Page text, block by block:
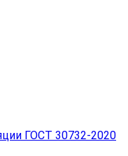
ГОСТ 30732-2020